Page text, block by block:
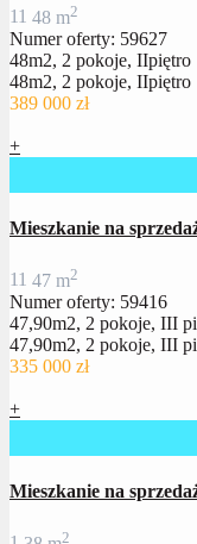
11 48 m2
Numer oferty: 59627
48m2, 2 pokoje, IIpiętro
48m2, 2 pokoje, IIpiętro
389 000 zł
+
Mieszkanie na
11 47 m2
Numer oferty: 59416
47,90m2, 2 pokoje, III
47,90m2, 2 pokoje, III
335 000 zł
+
Mieszkanie na
2